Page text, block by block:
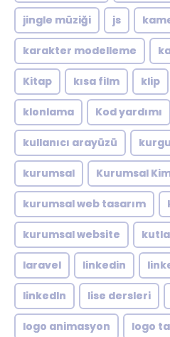
jingle müziği js
karakter modelleme
Kitap kısa film klip
klonlama Kod yardımı
kullanıcı arayüzü kurgu
kurumsal Kurumsal
kurumsal web tasarım
kurumsal website
laravel linkedin
linkedln lise dersleri
logo animasyon logo